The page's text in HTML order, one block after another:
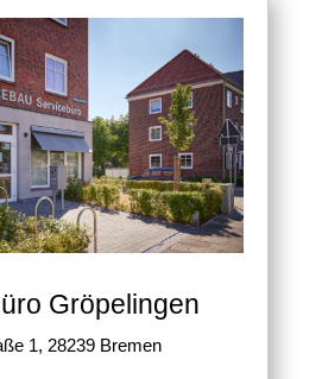
Gröpelingen
1, 28239 Bremen